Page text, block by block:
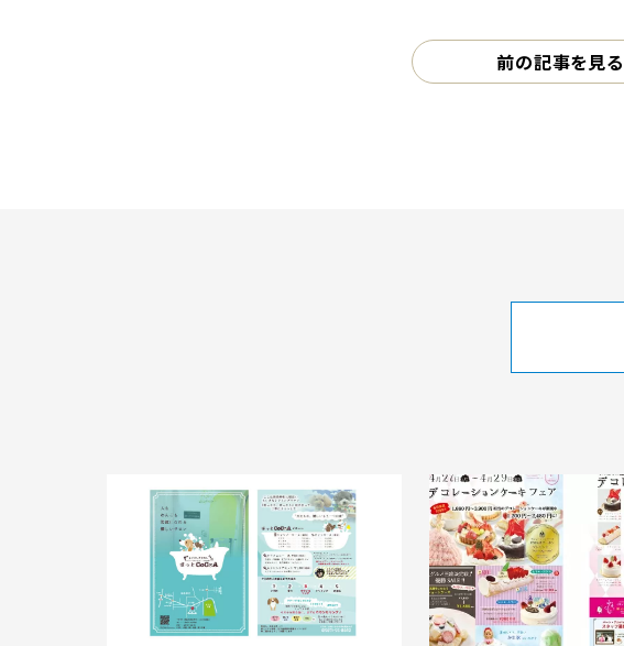
前の記事を見る